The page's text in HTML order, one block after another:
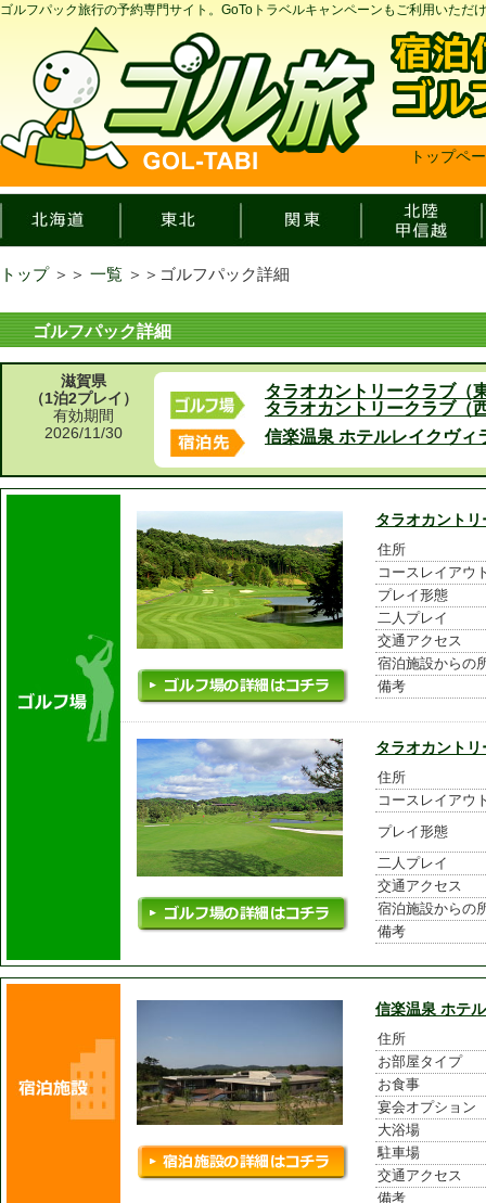
ゴルフパック旅行の予約専門サイト。GoToトラベルキャンペーンもご利用いただ
トップペ
トップ ＞＞ 一覧 ＞＞ ゴルフパック詳細
ゴルフパック詳細
滋賀県
（1泊2プレイ）
有効期間
2026/11/30
タラオカントリークラブ（
タラオカントリークラブ（
信楽温泉 ホテルレイクヴィ
タラオカント
住所
コースレイアウ
プレイ形態
二人プレイ
交通アクセス
宿泊施設からの
備考
タラオカント
住所
コースレイアウ
プレイ形態
二人プレイ
交通アクセス
宿泊施設からの
備考
信楽温泉 ホテ
住所
お部屋タイプ
お食事
宴会オプション
大浴場
駐車場
交通アクセス
備考